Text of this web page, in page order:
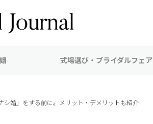
式場選び・ブライダルフェア
ル ジャーナル）
シ婚」をする前に。メリット・デメリットも紹介